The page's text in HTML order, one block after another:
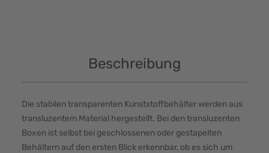
Beschreibung
Die stabilen transparenten Kunststoffbehälter werden aus
transluzentem Material hergestellt. Bei den transluzenten
Boxen ist selbst bei geschlossenen oder gestapelten
Behältern auf den ersten Blick erkennbar, ob es sich um